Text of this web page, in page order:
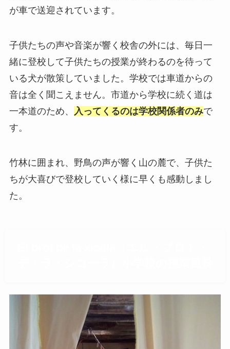
が車で送迎されています。
子供たちの声や音楽が響く校舎の外には、毎日一
緒に登校して子供たちの授業が終わるのを待って
いる犬が散策していました。学校では車道からの
音は全く聞こえません。市道から学校に続く道は
一本道のため、
入ってくるのは学校関係者のみで
す。
竹林に囲まれ、野鳥の声が響く山の麓で、子供た
ちが大喜びで登校していく様に早くも感動しまし
た。